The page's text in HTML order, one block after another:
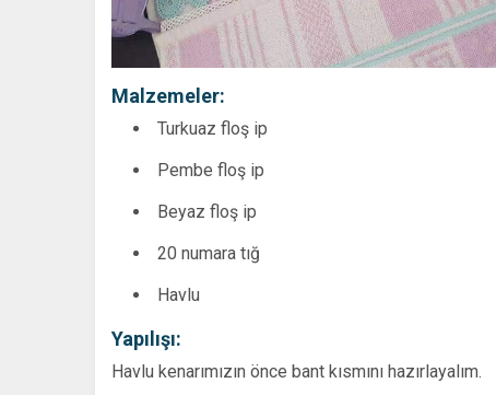
Malzemeler:
Turkuaz floş ip
Pembe floş ip
Beyaz floş ip
20 numara tığ
Havlu
Yapılışı:
Havlu kenarımızın önce bant kısmını hazırlayalım.